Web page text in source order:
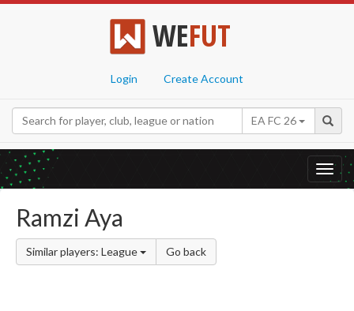
WEFUT
Login Create Account
EA FC 26
Ramzi Aya
Similar players: League Go back